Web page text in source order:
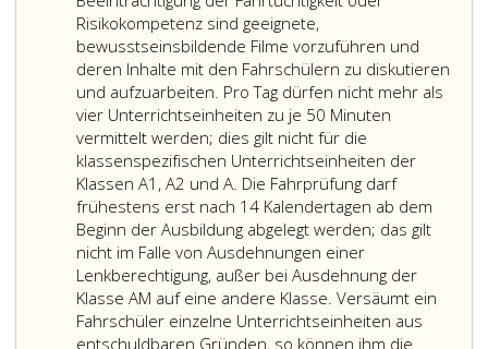
Risikokompetenz sind geeignete,
bewusstseinsbildende Filme vorzuführen und
deren Inhalte mit den Fahrschülern zu diskutieren
und aufzuarbeiten. Pro Tag dürfen nicht mehr als
vier Unterrichtseinheiten zu je 50 Minuten
vermittelt werden; dies gilt nicht für die
klassenspezifischen Unterrichtseinheiten der
Klassen A1, A2 und A. Die Fahrprüfung darf
frühestens erst nach 14 Kalendertagen ab dem
Beginn der Ausbildung abgelegt werden; das gilt
nicht im Falle von Ausdehnungen einer
Lenkberechtigung, außer bei Ausdehnung der
Klasse AM auf eine andere Klasse. Versäumt ein
Fahrschüler einzelne Unterrichtseinheiten aus
entschuldbaren Gründen, so können ihm die